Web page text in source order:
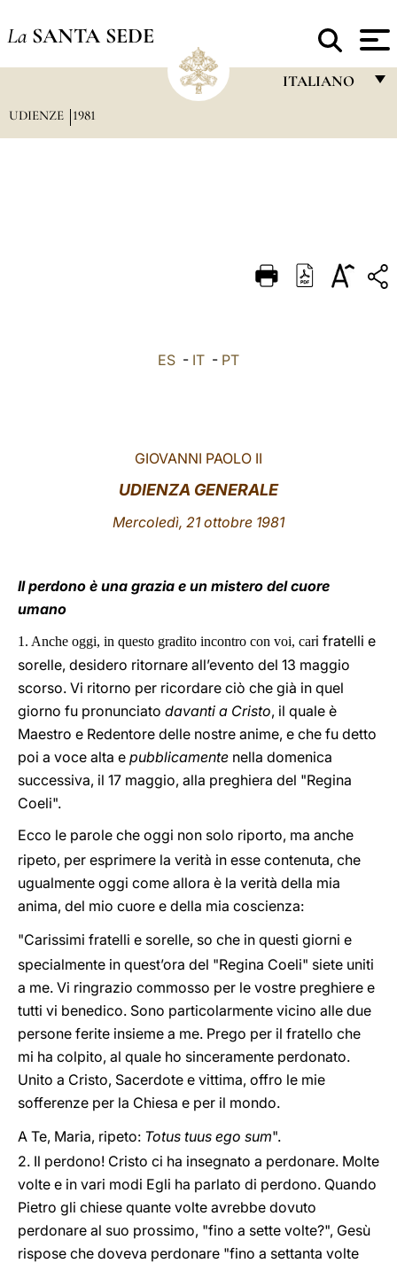
La SANTA SEDE
ITALIANO
DEUTSCH
UDIENZE 1981
ES - IT - PT
GIOVANNI PAOLO II
UDIENZA GENERALE
Mercoledì, 21 ottobre 1981
Il perdono è una grazia e un mistero del cuore
umano
1. Anche oggi, in questo gradito incontro con voi, cari fratelli e
sorelle, desidero ritornare all’evento del 13 maggio
scorso. Vi ritorno per ricordare ciò che già in quel
giorno fu pronunciato davanti a Cristo, il quale è
Maestro e Redentore delle nostre anime, e che fu detto
poi a voce alta e pubblicamente nella domenica
successiva, il 17 maggio, alla preghiera del "Regina
Coeli".
Ecco le parole che oggi non solo riporto, ma anche
ripeto, per esprimere la verità in esse contenuta, che
ugualmente oggi come allora è la verità della mia
anima, del mio cuore e della mia coscienza:
"Carissimi fratelli e sorelle, so che in questi giorni e
specialmente in quest’ora del "Regina Coeli" siete uniti
a me. Vi ringrazio commosso per le vostre preghiere e
tutti vi benedico. Sono particolarmente vicino alle due
persone ferite insieme a me. Prego per il fratello che
mi ha colpito, al quale ho sinceramente perdonato.
Unito a Cristo, Sacerdote e vittima, offro le mie
sofferenze per la Chiesa e per il mondo.
A Te, Maria, ripeto: Totus tuus ego sum".
2. Il perdono! Cristo ci ha insegnato a perdonare. Molte
volte e in vari modi Egli ha parlato di perdono. Quando
Pietro gli chiese quante volte avrebbe dovuto
perdonare al suo prossimo, "fino a sette volte?", Gesù
rispose che doveva perdonare "fino a settanta volte